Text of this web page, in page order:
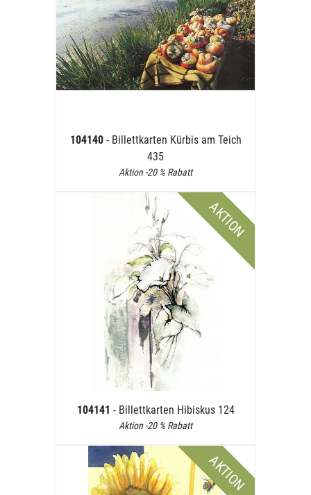
104140 - Billettkarten Kürbis am Teich
435
Aktion -20 % Rabatt
AKTION
104141 - Billettkarten Hibiskus 124
Aktion -20 % Rabatt
AKTION